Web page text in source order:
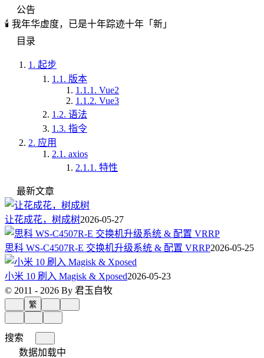
公告
🕯️ 我年华虚度，已是十年踪迹十年「新」
目录
1. 起步
1.1. 版本
1.1.1. Vue2
1.1.2. Vue3
1.2. 语法
1.3. 指令
2. 应用
2.1. axios
2.1.1. 特性
最新文章
让花成花，树成树2026-05-27
思科 WS-C4507R-E 交换机升级系统 & 配置 VRRP2026-05-25
小米 10 刷入 Magisk & Xposed2026-05-23
© 2011 - 2026 By 君玉自牧
繁
搜索
数据加载中